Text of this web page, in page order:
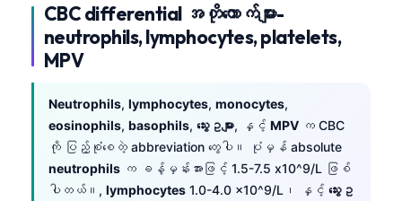
CBC differential အတိုကောက်များ-
neutrophils, lymphocytes, platelets,
MPV
Neutrophils, lymphocytes, monocytes,
eosinophils, basophils, သွေးဥများ, နှင့် MPV က CBC
ကို ပြည့်စုံစေတဲ့ abbreviation တွေပါ။ ပုံမှန် absolute
neutrophils က ခန့်မှန်းအားဖြင့် 1.5-7.5 x10^9/L ဖြစ်
ပါတယ်။, lymphocytes 1.0-4.0 x10^9/L၊ နှင့် သွေးဥ